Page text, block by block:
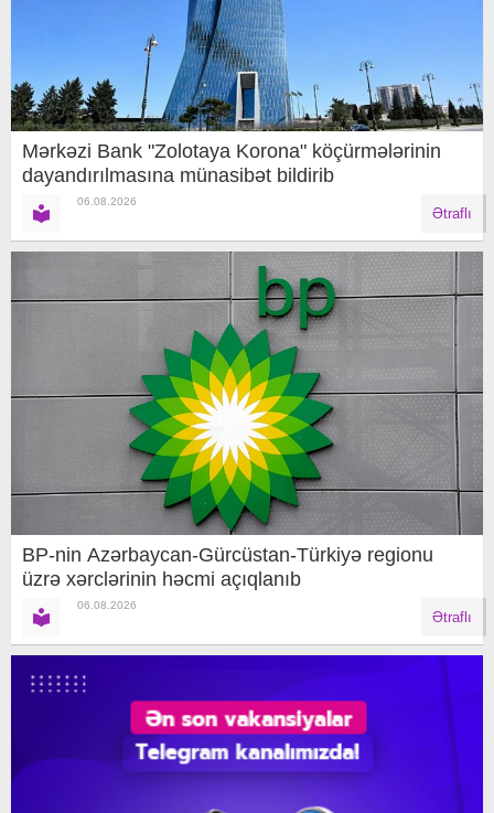
Mərkəzi Bank "Zolotaya Korona" köçürmələrinin
dayandırılmasına münasibət bildirib
06.08.2026
Ətraflı
BP-nin Azərbaycan-Gürcüstan-Türkiyə regionu
üzrə xərclərinin həcmi açıqlanıb
06.08.2026
Ətraflı